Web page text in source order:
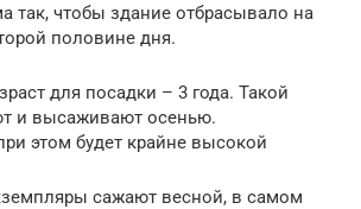
так, чтобы здание отбрасывало на
половине дня.
для посадки – 3 года. Такой
и высаживают осенью.
этом будет крайне высокой
сажают весной, в самом